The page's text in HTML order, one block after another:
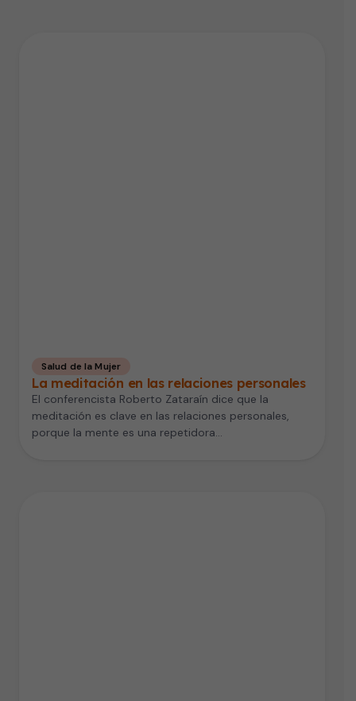
Salud de la Mujer
La meditación en las relaciones personales
El conferencista Roberto Zataraín dice que la
meditación es clave en las relaciones personales,
porque la mente es una repetidora…